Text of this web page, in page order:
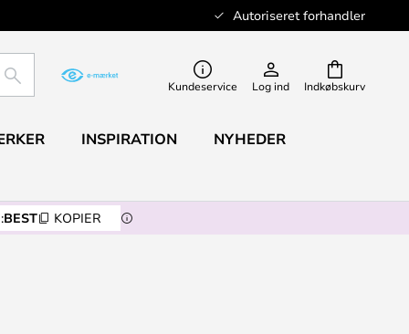
Autoriseret forhandler
Indkøbskurv
SØG Kundeservice Log ind
INSPIRATION NYHEDER
BEST KOPIER